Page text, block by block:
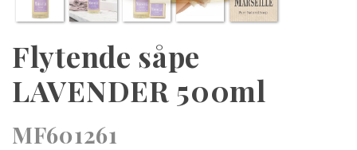
Flytende såpe
LAVENDER 500ml
MF601261